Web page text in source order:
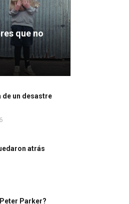
que no
de un desastre
atrás
Parker?